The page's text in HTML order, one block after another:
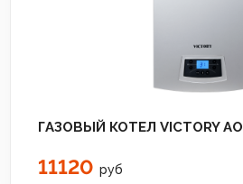
ГАЗОВЫЙ КОТЕЛ VICTORY
11120 руб